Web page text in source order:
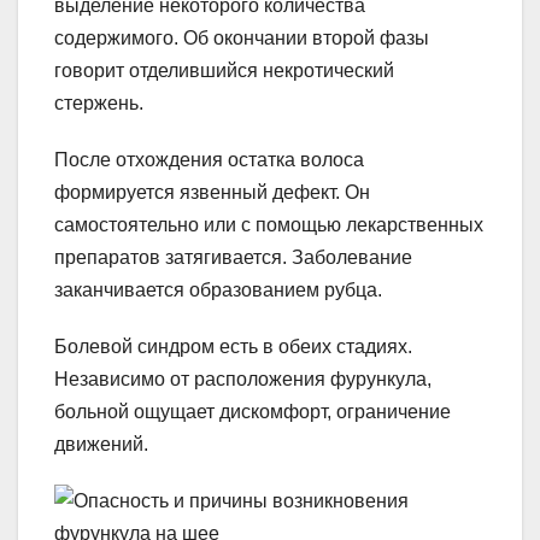
выделение некоторого количества
содержимого. Об окончании второй фазы
говорит отделившийся некротический
стержень.
После отхождения остатка волоса
формируется язвенный дефект. Он
самостоятельно или с помощью лекарственных
препаратов затягивается. Заболевание
заканчивается образованием рубца.
Болевой синдром есть в обеих стадиях.
Независимо от расположения фурункула,
больной ощущает дискомфорт, ограничение
движений.